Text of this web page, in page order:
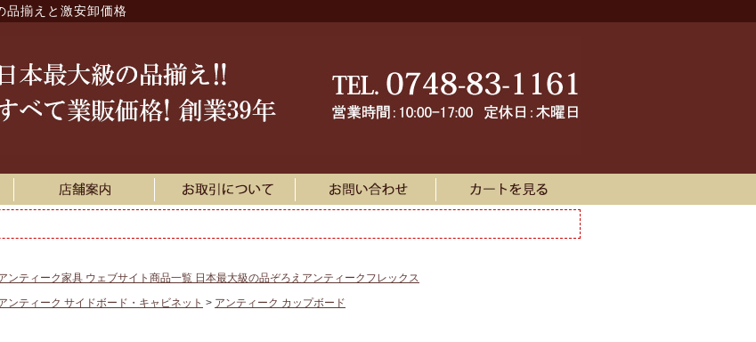
品揃えと激安卸価格
ンティーク家具 ウェブサイト商品一覧 日本最大級の品ぞろえアンティークフレックス
ンティーク サイドボード・キャビネット アンティーク カップボード